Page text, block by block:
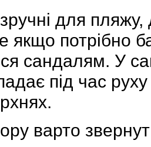
для
якщо потрібно
сандалям. У
під час
варто